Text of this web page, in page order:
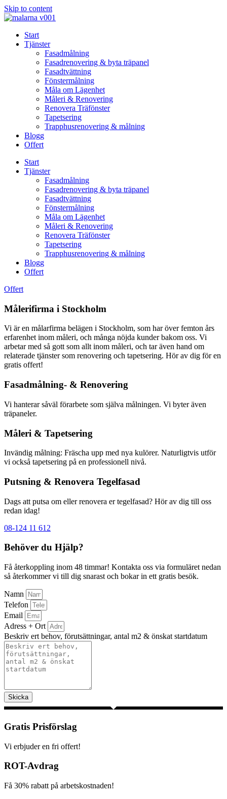
Skip to content
Start
Tjänster
Fasadmålning
Fasadrenovering & byta träpanel
Fasadtvättning
Fönstermålning
Måla om Lägenhet
Måleri & Renovering
Renovera Träfönster
Tapetsering
Trapphusrenovering & målning
Blogg
Offert
Start
Tjänster
Fasadmålning
Fasadrenovering & byta träpanel
Fasadtvättning
Fönstermålning
Måla om Lägenhet
Måleri & Renovering
Renovera Träfönster
Tapetsering
Trapphusrenovering & målning
Blogg
Offert
Offert
Målerifirma i Stockholm
Vi är en målarfirma belägen i Stockholm, som har över femton års
erfarenhet inom måleri, och många nöjda kunder bakom oss. Vi
arbetar med så gott som allt inom måleri, och tar även hand om
relaterade tjänster som renovering och tapetsering. Hör av dig för en
gratis offert!
Fasadmålning- & Renovering
Vi hanterar såväl förarbete som själva målningen. Vi byter även
träpaneler.
Måleri & Tapetsering
Invändig målning: Fräscha upp med nya kulörer. Naturligtvis utför
vi också tapetsering på en professionell nivå.
Putsning & Renovera Tegelfasad
Dags att putsa om eller renovera er tegelfasad? Hör av dig till oss
redan idag!
08-124 11 612
Behöver du Hjälp?
Få återkoppling inom 48 timmar! Kontakta oss via formuläret nedan
så återkommer vi till dig snarast och bokar in ett gratis besök.
Namn
Telefon
Email
Adress + Ort
Beskriv ert behov, förutsättningar, antal m2 & önskat startdatum
Skicka
Gratis Prisförslag
Vi erbjuder en fri offert!
ROT-Avdrag
Få 30% rabatt på arbetskostnaden!